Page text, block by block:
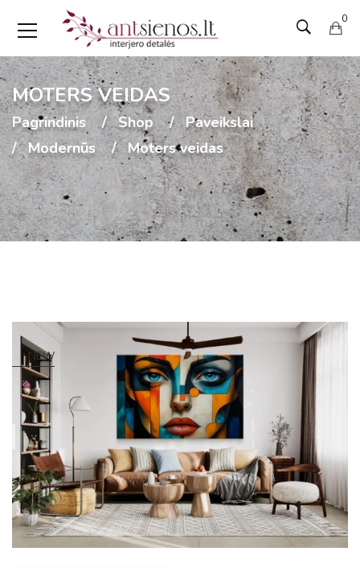
0
MOTERS VEIDAS
Pagrindinis Shop
Paveikslai
Modernūs
Moters veidas
NEW